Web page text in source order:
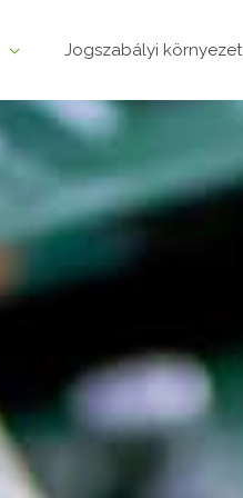
Jogszabályi környezet